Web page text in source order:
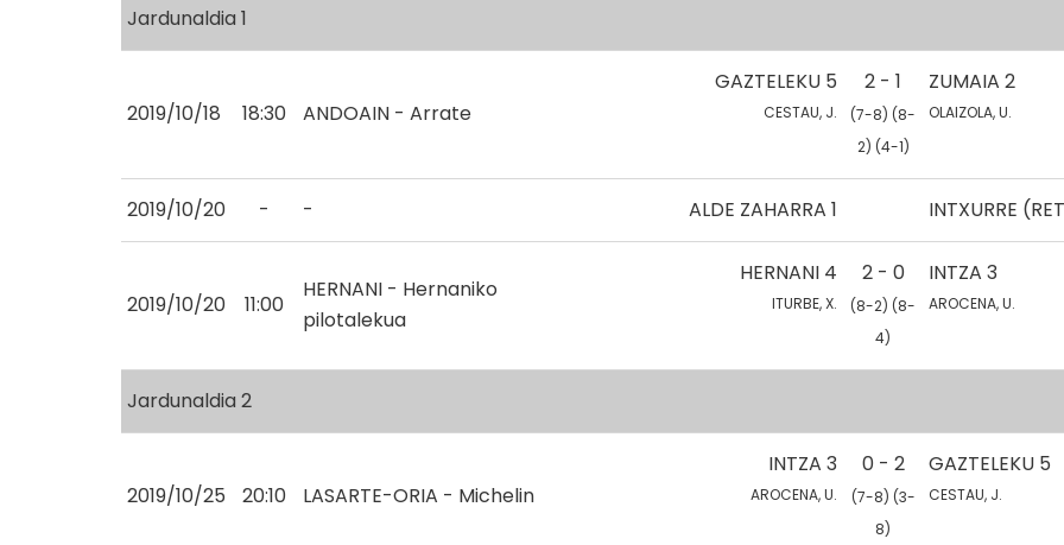
Jardunaldia 1
2019/10/18 18:30 ANDOAIN - Arrate
GAZTELEKU 5
CESTAU, J.
2 - 1
(7-8) (8-
2) (4-1)
ZUMAIA 2
OLAIZOLA, U.
2019/10/20 - - ALDE ZAHARRA 1 INTXURRE
2019/10/20 11:00
HERNANI - Hernaniko
pilotalekua
HERNANI 4
ITURBE, X.
2 - 0
(8-2) (8-
4)
INTZA 3
AROCENA, U.
Jardunaldia 2
2019/10/25 20:10 LASARTE-ORIA - Michelin
INTZA 3
AROCENA, U.
0 - 2
(7-8) (3-
8)
GAZTELEKU 5
CESTAU, J.